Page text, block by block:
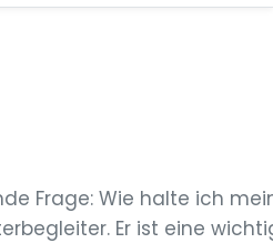
Frage: Wie halte ich
Er ist eine